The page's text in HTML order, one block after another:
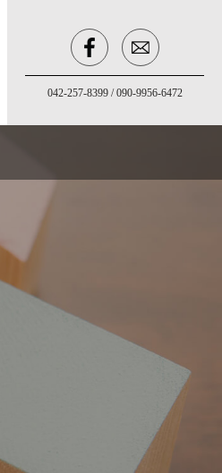
042-257-8399/090-9956-6472